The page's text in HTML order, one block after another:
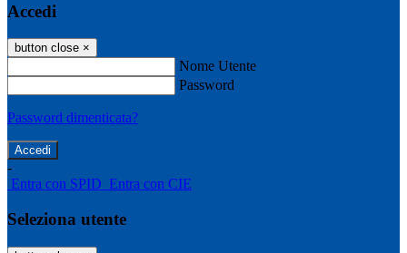
Accedi
button close ×
Nome Utente
Password
Password dimenticata?
-
Entra con SPID Entra con CIE
Seleziona utente